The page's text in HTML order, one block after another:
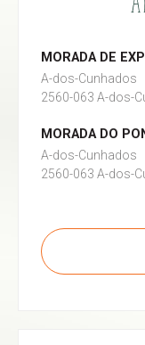
MORADA DE
A-dos-Cunhados
2560-063 A-dos-
MORADA DO
A-dos-Cunhados
2560-063 A-dos-